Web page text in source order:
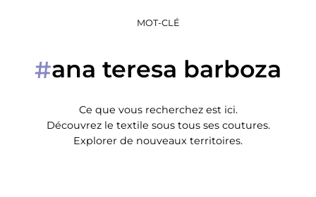
MOT-CLÉ
#ana teresa barboza
Ce que vous recherchez est ici.
Découvrez le textile sous tous ses coutures.
Explorer de nouveaux territoires.